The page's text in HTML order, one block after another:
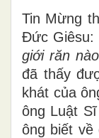
Tin Mừng
Đức Giêsu:
giới răn
đã thấy
khát của
ông Luật
ông biết về